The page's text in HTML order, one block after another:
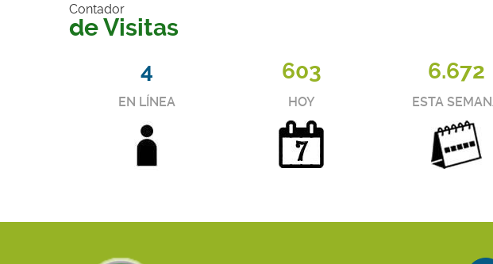
Contador
de Visitas
4
EN LÍNEA
603
HOY
6.672
ESTA